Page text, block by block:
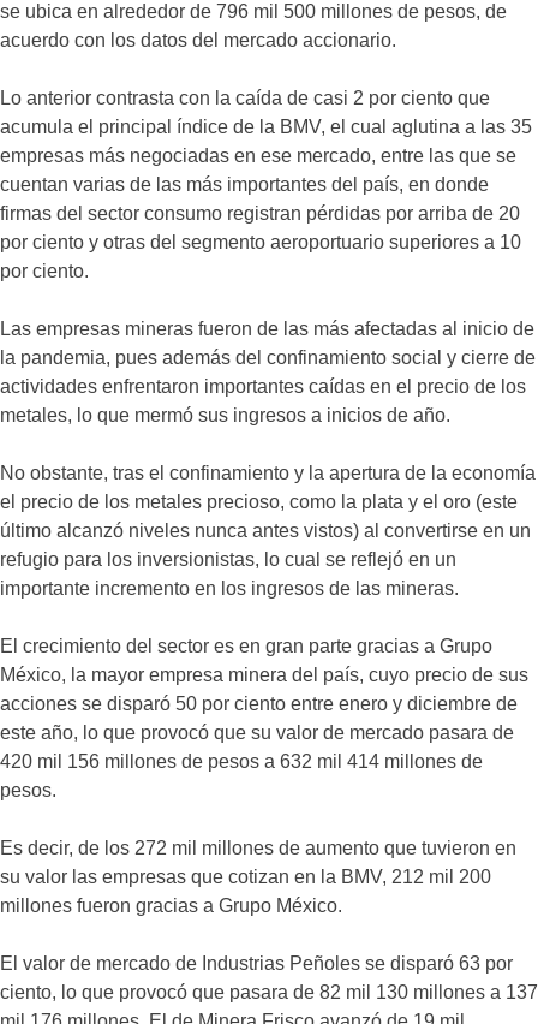
se ubica en alrededor de 796 mil 500 millones de pesos, de
acuerdo con los datos del mercado accionario.
Lo anterior contrasta con la caída de casi 2 por ciento que
acumula el principal índice de la BMV, el cual aglutina a las 35
empresas más negociadas en ese mercado, entre las que se
cuentan varias de las más importantes del país, en donde
firmas del sector consumo registran pérdidas por arriba de 20
por ciento y otras del segmento aeroportuario superiores a 10
por ciento.
Las empresas mineras fueron de las más afectadas al inicio de
la pandemia, pues además del confinamiento social y cierre de
actividades enfrentaron importantes caídas en el precio de los
metales, lo que mermó sus ingresos a inicios de año.
No obstante, tras el confinamiento y la apertura de la economía
el precio de los metales precioso, como la plata y el oro (este
último alcanzó niveles nunca antes vistos) al convertirse en un
refugio para los inversionistas, lo cual se reflejó en un
importante incremento en los ingresos de las mineras.
El crecimiento del sector es en gran parte gracias a Grupo
México, la mayor empresa minera del país, cuyo precio de sus
acciones se disparó 50 por ciento entre enero y diciembre de
este año, lo que provocó que su valor de mercado pasara de
420 mil 156 millones de pesos a 632 mil 414 millones de
pesos.
Es decir, de los 272 mil millones de aumento que tuvieron en
su valor las empresas que cotizan en la BMV, 212 mil 200
millones fueron gracias a Grupo México.
El valor de mercado de Industrias Peñoles se disparó 63 por
ciento, lo que provocó que pasara de 82 mil 130 millones a 137